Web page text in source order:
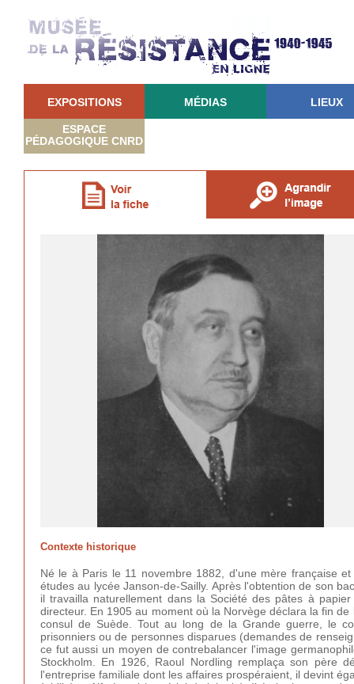
EXPOSITIONS MÉDIAS LIEUX
ESPACE
PÉDAGOGIQUE CNRD
Contexte historique
Né le à Paris le 11 novembre 1882, d'une mère française
études au lycée Janson-de-Sailly. Après l'obtention de son
il travailla naturellement dans la Société des pâtes à
directeur. En 1905 au moment où la Norvège déclara la fin
consul de Suède. Tout au long de la Grande guerre, le
prisonniers ou de personnes disparues (demandes de
ce fut aussi un moyen de contrebalancer l'image
Stockholm. En 1926, Raoul Nordling remplaça son père
l'entreprise familiale dont les affaires prospéraient, il devint